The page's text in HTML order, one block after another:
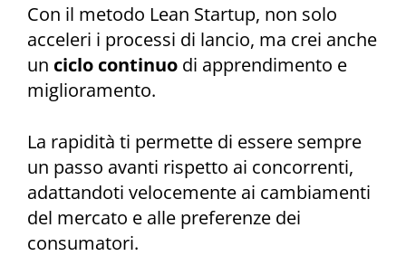
Con il metodo Lean Startup, non solo
acceleri i processi di lancio, ma crei anche
un ciclo continuo di apprendimento e
miglioramento.
La rapidità ti permette di essere sempre
un passo avanti rispetto ai concorrenti,
adattandoti velocemente ai cambiamenti
del mercato e alle preferenze dei
consumatori.